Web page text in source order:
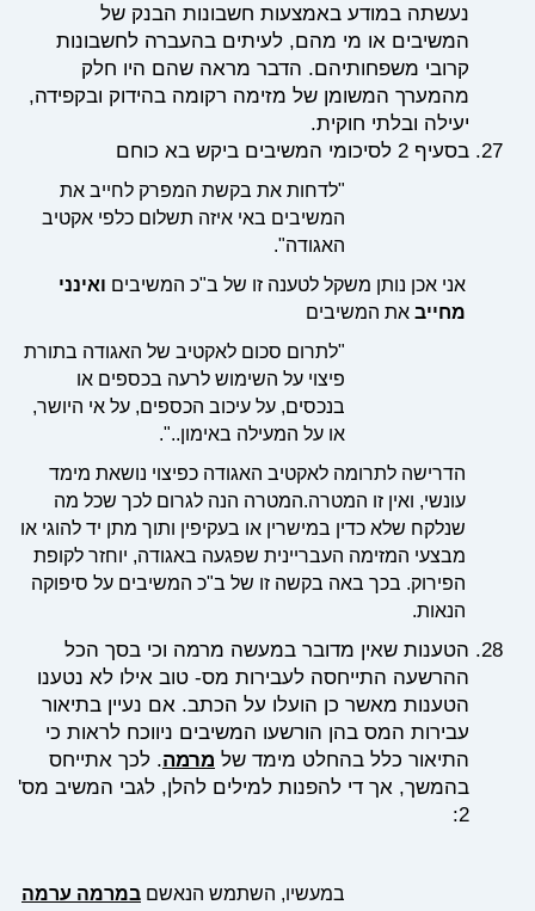
נעשתה במודע באמצעות חשבונות הבנק של
המשיבים או מי מהם, לעיתים בהעברה לחשבונות
קרובי משפחותיהם. הדבר מראה שהם היו חלק
מהמערך המשומן של מזימה רקומה בהידוק ובקפידה,
יעילה ובלתי חוקית.
בסעיף 2 לסיכומי המשיבים ביקש בא כוחם
"לדחות את בקשת המפרק לחייב את
המשיבים באי איזה תשלום כלפי אקטיב
האגודה".
אני אכן נותן משקל לטענה זו של ב"כ המשיבים ואינני
מחייבאת המשיבים
"לתרום סכום לאקטיב של האגודה בתורת
פיצוי על השימוש לרעה בכספים או
בנכסים, על עיכוב הכספים, על אי היושר,
או על המעילה באימון..".
הדרישה לתרומה לאקטיב האגודה כפיצוי נושאת מימד
עונשי, ואין זו המטרה.המטרה הנה לגרום לכך שכל מה
שנלקח שלא כדין במישרין או בעקיפין ותוך מתן יד להוגי או
מבצעי המזימה העבריינית שפגעה באגודה, יוחזר לקופת
הפירוק. בכך באה בקשה זו של ב"כ המשיבים על סיפוקה
הנאות.
הטענות שאין מדובר במעשה מרמה וכי בסך הכל
ההרשעה התייחסה לעבירות מס- טוב אילו לא נטענו
הטענות מאשר כן הועלו על הכתב. אם נעיין בתיאור
עבירות המס בהן הורשעו המשיבים ניווכח לראות כי
התיאור כלל בהחלט מימד של מרמה. לכך אתייחס
בהמשך, אך די להפנות למילים להלן, לגבי המשיב מס'
2:
במעשיו, השתמש הנאשם במרמה ערמה